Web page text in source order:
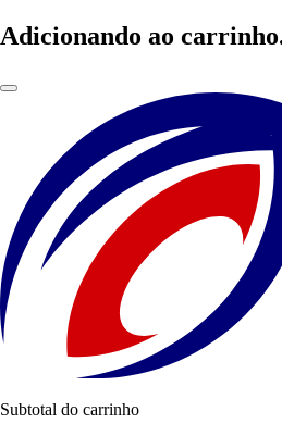
Adicionando ao
Subtotal do carrinho